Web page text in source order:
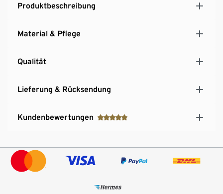
Produktbeschreibung
Material & Pflege
Qualität
Lieferung & Rücksendung
Kundenbewertungen